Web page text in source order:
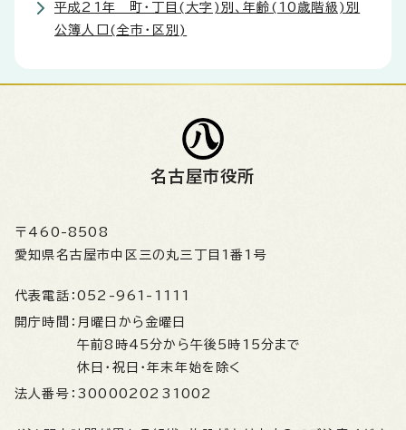
平成21年 町・丁目(大字)別、年齢(10歳階級)別
公簿人口(全市・区別)
名古屋市役所
〒460-8508
愛知県名古屋市中区三の丸三丁目1番1号
代表電話： 052-961-1111
開庁時間： 月曜日から金曜日
午前8時45分から午後5時15分まで
休日・祝日・年末年始を除く
法人番号： 3000020231002